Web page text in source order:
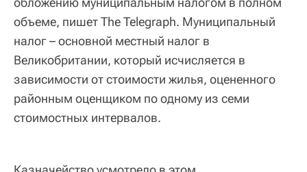
объеме, пишет The Telegraph. Муниципальный
налог – основной местный налог в
Великобритании, который исчисляется в
зависимости от стоимости жилья, оцененного
районным оценщиком по одному из семи
стоимостных интервалов.